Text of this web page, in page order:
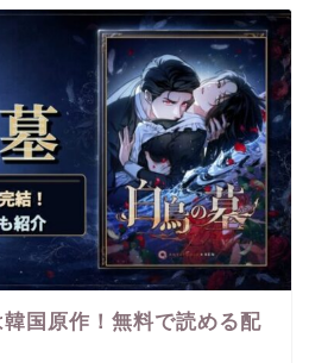
国原作！無料で読める配